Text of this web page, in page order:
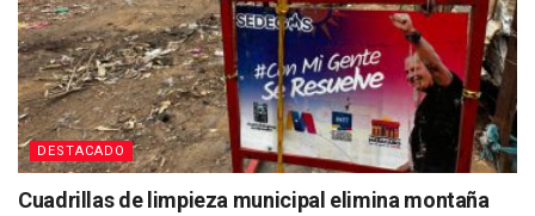
DESTACADO
Cuadrillas de limpieza municipal elimina montaña